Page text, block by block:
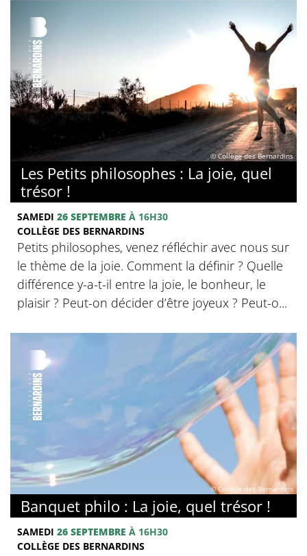
© Collège des Bernardins
Les Petits philosophes : La joie, quel
trésor !
SAMEDI 26 SEPTEMBRE À 16H30
COLLÈGE DES BERNARDINS
Petits philosophes, venez réfléchir avec nous sur
le thème de la joie. Comment la définir ? Quelle
différence y-a-t-il entre la joie, le bonheur, le
plaisir ? Peut-on décider d’être joyeux ? Peut-o...
© Collège des Bernardins
Banquet philo : La joie, quel trésor !
SAMEDI 26 SEPTEMBRE À 16H30
COLLÈGE DES BERNARDINS